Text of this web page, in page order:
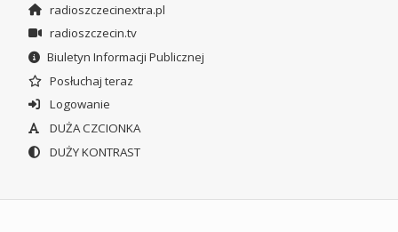
radioszczecinextra.pl
radioszczecin.tv
Biuletyn Informacji Publicznej
Posłuchaj teraz
Logowanie
DUŻA CZCIONKA
DUŻY KONTRAST